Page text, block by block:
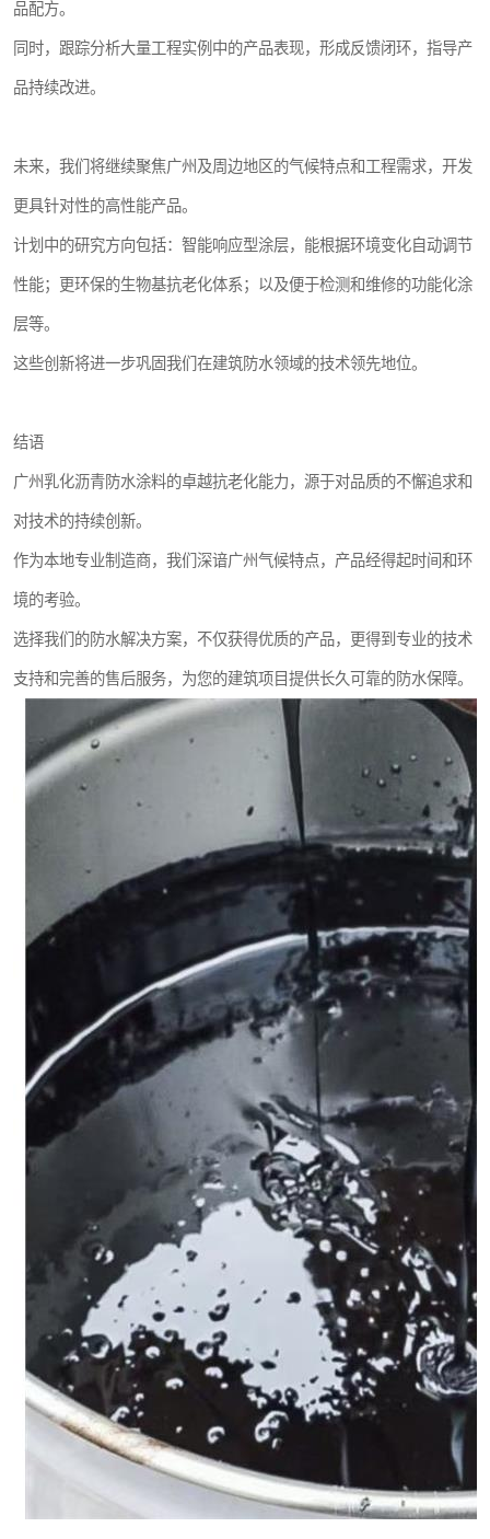
品配方。
同时，跟踪分析大量工程实例中的产品表现，形成反馈闭环，指导产
品持续改进。
未来，我们将继续聚焦广州及周边地区的气候特点和工程需求，开发
更具针对性的高性能产品。
计划中的研究方向包括：智能响应型涂层，能根据环境变化自动调节
性能；更环保的生物基抗老化体系；以及便于检测和维修的功能化涂
层等。
这些创新将进一步巩固我们在建筑防水领域的技术领先地位。
结语
广州乳化沥青防水涂料的卓越抗老化能力，源于对品质的不懈追求和
对技术的持续创新。
作为本地专业制造商，我们深谙广州气候特点，产品经得起时间和环
境的考验。
选择我们的防水解决方案，不仅获得优质的产品，更得到专业的技术
支持和完善的售后服务，为您的建筑项目提供长久可靠的防水保障。